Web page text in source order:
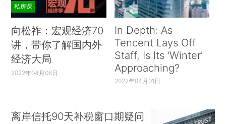
私房课
向松祚：宏观经济70
讲，带你了解国内外
经济大局
2022年04月06日
In Depth: As
Tencent Lays Off
Staff, Is Its ‘Winter’
Approaching?
2022年04月01日
离岸信托90天补税窗口期疑问